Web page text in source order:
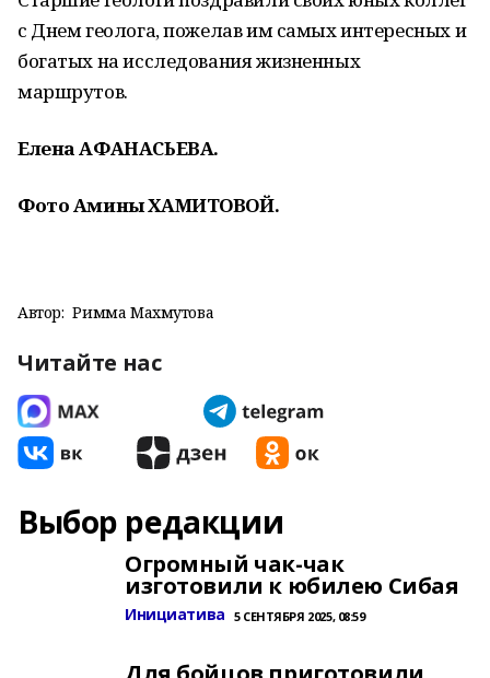
с Днем геолога, пожелав им самых интересных и
богатых на исследования жизненных
маршрутов.
Елена АФАНАСЬЕВА.
Фото Амины ХАМИТОВОЙ.
Автор: Римма Махмутова
Читайте нас
Выбор редакции
Огромный чак-чак
изготовили к юбилею Сибая
Инициатива 5 СЕНТЯБРЯ 2025, 08:59